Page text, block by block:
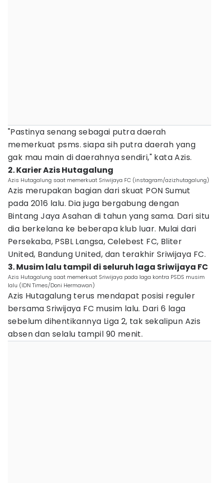
"Pastinya senang sebagai putra daerah
memerkuat psms. siapa sih putra daerah yang
gak mau main di daerahnya sendiri," kata Azis.
2. Karier Azis Hutagalung
Azis Hutagalung saat memerkuat Sriwijaya FC (instagram/azizhutagalung)
Azis merupakan bagian dari skuat PON Sumut
pada 2016 lalu. Dia juga bergabung dengan
Bintang Jaya Asahan di tahun yang sama. Dari situ
dia berkelana ke beberapa klub luar. Mulai dari
Persekaba, PSBL Langsa, Celebest FC, Bliter
United, Bandung United, dan terakhir Sriwijaya FC.
3. Musim lalu tampil di seluruh laga Sriwijaya FC
Azis Hutagalung saat memerkuat Sriwijaya pada laga kontra PSDS musim
lalu (IDN Times/Doni Hermawan)
Azis Hutagalung terus mendapat posisi reguler
bersama Sriwijaya FC musim lalu. Dari 6 laga
sebelum dihentikannya Liga 2, tak sekalipun Azis
absen dan selalu tampil 90 menit.